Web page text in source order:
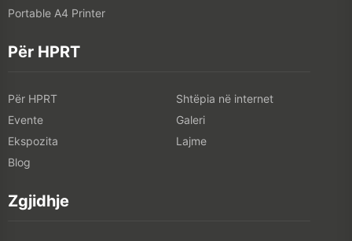
Portable A4 Printer
Për HPRT
Për HPRT
Shtëpia në internet
Evente
Galeri
Ekspozita
Lajme
Blog
Zgjidhje